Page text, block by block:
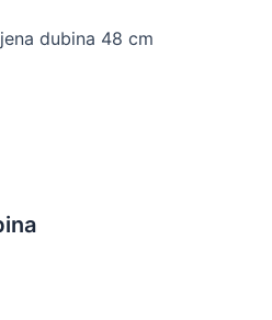
dubina 48 cm